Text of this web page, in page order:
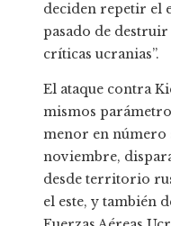
deciden repetir el
pasado de
críticas ucranias”.
El ataque contra
mismos
menor en número
noviembre,
desde territorio
el este, y también